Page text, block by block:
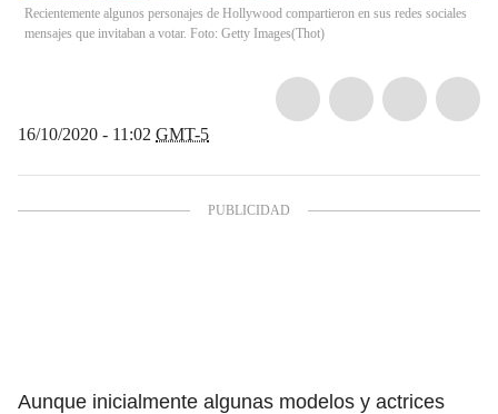
Recientemente algunos personajes de Hollywood compartieron en sus redes sociales
mensajes que invitaban a votar. Foto: Getty Images(Thot)
16/10/2020 - 11:02 GMT-5
Aunque inicialmente algunas modelos y actrices